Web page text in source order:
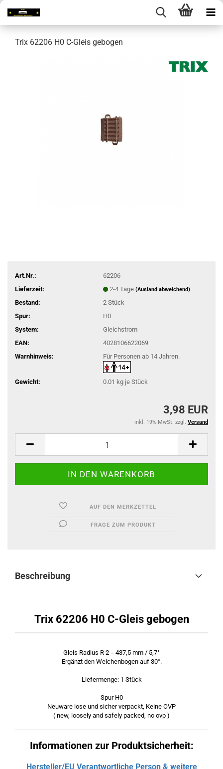
Trix 62206 H0 C-Gleis gebogen
Art.Nr.:
62206
Lieferzeit:
2-4 Tage (Ausland abweichend)
Bestand: 2 Stück
Spur:
H0
System:
Gleichstrom
EAN:
4028106622069
Warnhinweis:
Für Personen ab 14 Jahren.
Gewicht: 0.01 kg je Stück
3,98 EUR
inkl. 19% MwSt. zzgl. Versand
AUF DEN MERKZETTEL
FRAGE ZUM PRODUKT
Beschreibung
Trix 62206 H0 C-Gleis gebogen
Gleis Radius R 2 = 437,5 mm / 5,7°
Ergänzt den Weichenbogen auf 30°.
Liefermenge: 1 Stück
Spur H0
Neuware lose und sicher verpackt, Keine OVP
( new, loosely and safely packed, no ovp )
Informationen zur Produktsicherheit:
Hersteller/EU Verantwortliche Person & weitere